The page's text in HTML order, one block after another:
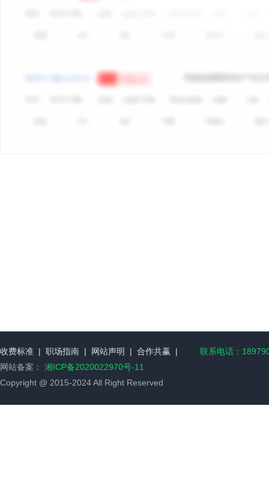
收费标准 | 职场指南 | 网站声明 | 合作共赢 |
联系电话：
网站备案： 湘ICP备2020022970号-11
Copyright @ 2015-2024 All Right Reserved